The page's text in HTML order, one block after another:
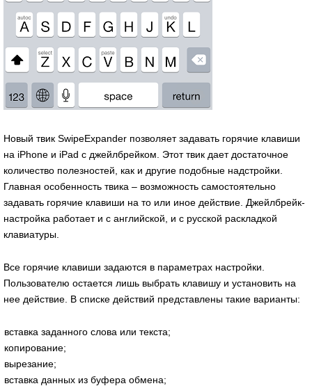
Новый твик SwipeExpander позволяет задавать горячие клавиши
на iPhone и iPad с джейлбрейком. Этот твик дает достаточное
количество полезностей, как и другие подобные надстройки.
Главная особенность твика – возможность самостоятельно
задавать горячие клавиши на то или иное действие. Джейлбрейк-
настройка работает и с английской, и с русской раскладкой
клавиатуры.
Все горячие клавиши задаются в параметрах настройки.
Пользователю остается лишь выбрать клавишу и установить на
нее действие. В списке действий представлены такие варианты:
вставка заданного слова или текста;
копирование;
вырезание;
вставка данных из буфера обмена;